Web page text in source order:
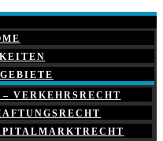
VERKEHRSRECHT